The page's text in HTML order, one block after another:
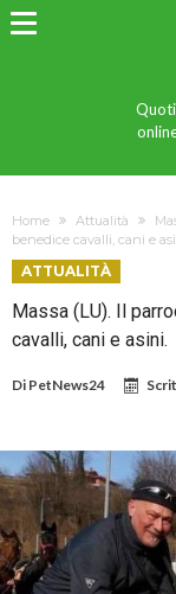
Home Attualità
benedice cavalli, cani e
ATTUALITÀ
Massa (LU). Il
cavalli, cani e asini.
Di PetNews24